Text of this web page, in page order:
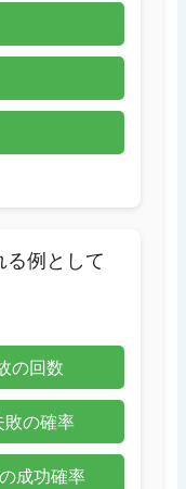
る例として
の回数
敗の確率
成功確率